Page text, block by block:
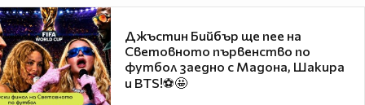
Джъстин Бийбър ще пее на
Световното първенство по
футбол заедно с Мадона, Шакира
и BTS!⚽🤩